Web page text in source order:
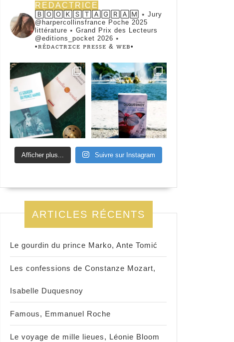
REDACTRICE
🄱🄾🄾🄺🅂🅃🄰🄶🅁🄰🄼 ⭑ Jury
@harpercollinsfrance Poche 2025
littérature ⭑ Grand Prix des Lecteurs
@editions_pocket 2026 ⭑
•ꭱꭼ́ꭰꭺꮯꭲꭱꮖꮯꭼ ꮲꭱꭼꮪꮪꭼ & ꮃꭼᏼ•
Afficher plus... Suivre sur Instagram
ARTICLES RÉCENTS
Le gourdin du prince Marko, Ante Tomić
Les confessions de Constanze Mozart,
Isabelle Duquesnoy
Famous, Emmanuel Roche
Le voyage de mille lieues, Léonie Bloom